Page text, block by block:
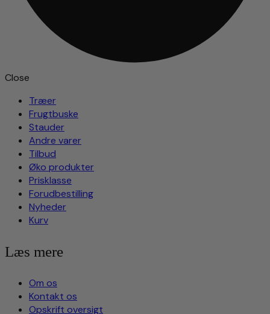
Close
Træer
Frugtbuske
Stauder
Andre varer
Tilbud
Øko produkter
Prisklasse
Forudbestilling
Nyheder
Kurv
Læs mere
Om os
Kontakt os
Opskrift oversigt